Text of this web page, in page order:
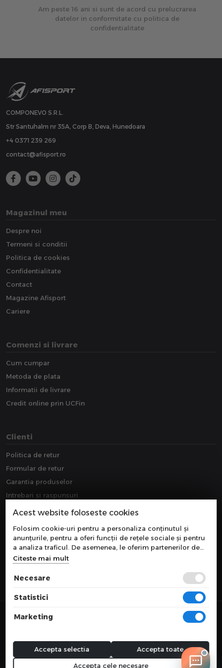
Am peste 16 ani si sunt de acord cu prelucrarea
datelor in conformitate cu politica de
confidentialitate
COMPONEVO S.R.L.
Str Santuhalm nr 35A, Corp B, Deva, Hunedoara
+4 0371 239 269
contact@afisport.ro
Magazinul meu
Despre noi
Termeni si conditii
Politica de cookies
Confidentialitate
Contact
Magazine Afisport
Cariere
Comenzi si livrare
Cum cumpar
Metoda de plata
Informatii de livrare
Credit online prin UCFin
Clienti
Politica de retur
Formular de retur
Garantia produselor
Intrebari si raspunsuri
Downloads
webdesign by
Acest website foloseste cookies
Folosim cookie-uri pentru a personaliza conținutul și
anunțurile, pentru a oferi funcții de rețele sociale și pentru
a analiza traficul. De asemenea, le oferim partenerilor de
rețele sociale, de publicitate și de analize informații cu
privire la modul în care folosiți site-ul nostru. Aceștia le
pot combina cu alte informații oferite de dvs. sau culese în
Citeste mai mult
Necesare
Statistici
Marketing
Accepta cele necesare
Accepta selectia Accepta toate